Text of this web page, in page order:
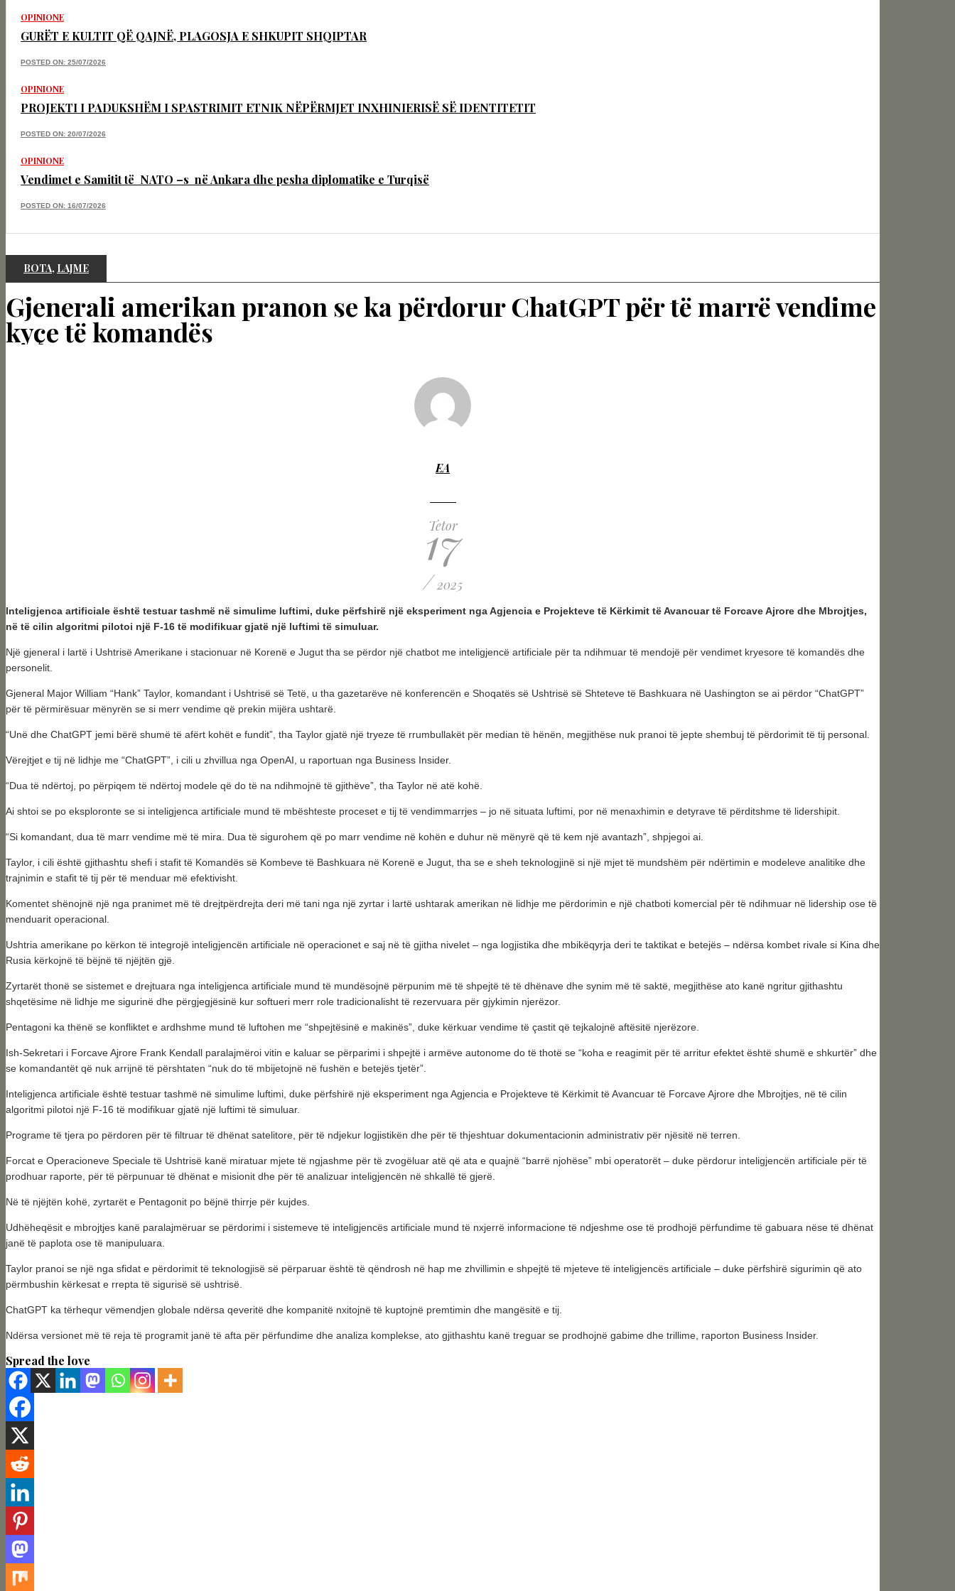
OPINIONE
GURËT E KULTIT QË QAJNË, PLAGOSJA E SHKUPIT SHQIPTAR
POSTED ON: 25/07/2026
OPINIONE
PROJEKTI I PADUKSHËM I SPASTRIMIT ETNIK NËPËRMJET INXHINIERISË SË IDENTITETIT
POSTED ON: 20/07/2026
OPINIONE
Vendimet e Samitit të NATO –s në Ankara dhe pesha diplomatike e Turqisë
POSTED ON: 16/07/2026
BOTA, LAJME
Gjenerali amerikan pranon se ka përdorur ChatGPT për të marrë vendime
kyçe të komandës
EA
Tetor
17
/ 2025
Inteligjenca artificiale është testuar tashmë në simulime luftimi, duke përfshirë një eksperiment nga Agjencia e Projekteve të Kërkimit të Avancuar të Forcave Ajrore dhe Mbrojtjes,
në të cilin algoritmi pilotoi një F-16 të modifikuar gjatë një luftimi të simuluar.
Një gjeneral i lartë i Ushtrisë Amerikane i stacionuar në Korenë e Jugut tha se përdor një chatbot me inteligjencë artificiale për ta ndihmuar të mendojë për vendimet kryesore të komandës dhe
personelit.
Gjeneral Major William “Hank” Taylor, komandant i Ushtrisë së Tetë, u tha gazetarëve në konferencën e Shoqatës së Ushtrisë së Shteteve të Bashkuara në Uashington se ai përdor “ChatGPT”
për të përmirësuar mënyrën se si merr vendime që prekin mijëra ushtarë.
“Unë dhe ChatGPT jemi bërë shumë të afërt kohët e fundit”, tha Taylor gjatë një tryeze të rrumbullakët për median të hënën, megjithëse nuk pranoi të jepte shembuj të përdorimit të tij personal.
Vërejtjet e tij në lidhje me “ChatGPT”, i cili u zhvillua nga OpenAI, u raportuan nga Business Insider.
“Dua të ndërtoj, po përpiqem të ndërtoj modele që do të na ndihmojnë të gjithëve”, tha Taylor në atë kohë.
Ai shtoi se po eksploronte se si inteligjenca artificiale mund të mbështeste proceset e tij të vendimmarrjes – jo në situata luftimi, por në menaxhimin e detyrave të përditshme të lidershipit.
“Si komandant, dua të marr vendime më të mira. Dua të sigurohem që po marr vendime në kohën e duhur në mënyrë që të kem një avantazh”, shpjegoi ai.
Taylor, i cili është gjithashtu shefi i stafit të Komandës së Kombeve të Bashkuara në Korenë e Jugut, tha se e sheh teknologjinë si një mjet të mundshëm për ndërtimin e modeleve analitike dhe
trajnimin e stafit të tij për të menduar më efektivisht.
Komentet shënojnë një nga pranimet më të drejtpërdrejta deri më tani nga një zyrtar i lartë ushtarak amerikan në lidhje me përdorimin e një chatboti komercial për të ndihmuar në lidership ose të
menduarit operacional.
Ushtria amerikane po kërkon të integrojë inteligjencën artificiale në operacionet e saj në të gjitha nivelet – nga logjistika dhe mbikëqyrja deri te taktikat e betejës – ndërsa kombet rivale si Kina dhe
Rusia kërkojnë të bëjnë të njëjtën gjë.
Zyrtarët thonë se sistemet e drejtuara nga inteligjenca artificiale mund të mundësojnë përpunim më të shpejtë të të dhënave dhe synim më të saktë, megjithëse ato kanë ngritur gjithashtu
shqetësime në lidhje me sigurinë dhe përgjegjësinë kur softueri merr role tradicionalisht të rezervuara për gjykimin njerëzor.
Pentagoni ka thënë se konfliktet e ardhshme mund të luftohen me “shpejtësinë e makinës”, duke kërkuar vendime të çastit që tejkalojnë aftësitë njerëzore.
Ish-Sekretari i Forcave Ajrore Frank Kendall paralajmëroi vitin e kaluar se përparimi i shpejtë i armëve autonome do të thotë se “koha e reagimit për të arritur efektet është shumë e shkurtër” dhe
se komandantët që nuk arrijnë të përshtaten “nuk do të mbijetojnë në fushën e betejës tjetër”.
Inteligjenca artificiale është testuar tashmë në simulime luftimi, duke përfshirë një eksperiment nga Agjencia e Projekteve të Kërkimit të Avancuar të Forcave Ajrore dhe Mbrojtjes, në të cilin
algoritmi pilotoi një F-16 të modifikuar gjatë një luftimi të simuluar.
Programe të tjera po përdoren për të filtruar të dhënat satelitore, për të ndjekur logjistikën dhe për të thjeshtuar dokumentacionin administrativ për njësitë në terren.
Forcat e Operacioneve Speciale të Ushtrisë kanë miratuar mjete të ngjashme për të zvogëluar atë që ata e quajnë “barrë njohëse” mbi operatorët – duke përdorur inteligjencën artificiale për të
prodhuar raporte, për të përpunuar të dhënat e misionit dhe për të analizuar inteligjencën në shkallë të gjerë.
Në të njëjtën kohë, zyrtarët e Pentagonit po bëjnë thirrje për kujdes.
Udhëheqësit e mbrojtjes kanë paralajmëruar se përdorimi i sistemeve të inteligjencës artificiale mund të nxjerrë informacione të ndjeshme ose të prodhojë përfundime të gabuara nëse të dhënat
janë të paplota ose të manipuluara.
Taylor pranoi se një nga sfidat e përdorimit të teknologjisë së përparuar është të qëndrosh në hap me zhvillimin e shpejtë të mjeteve të inteligjencës artificiale – duke përfshirë sigurimin që ato
përmbushin kërkesat e rrepta të sigurisë së ushtrisë.
ChatGPT ka tërhequr vëmendjen globale ndërsa qeveritë dhe kompanitë nxitojnë të kuptojnë premtimin dhe mangësitë e tij.
Ndërsa versionet më të reja të programit janë të afta për përfundime dhe analiza komplekse, ato gjithashtu kanë treguar se prodhojnë gabime dhe trillime, raporton Business Insider.
Spread the love